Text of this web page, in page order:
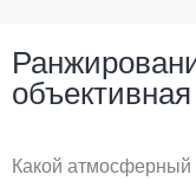
Какой атмосферный